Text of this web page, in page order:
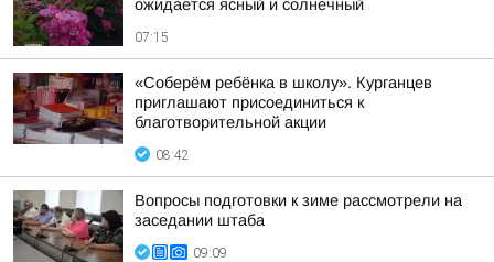
ожидается ясный и солнечный
07:15
«Соберём ребёнка в школу». Курганцев
приглашают присоединиться к
благотворительной акции
08:42
Вопросы подготовки к зиме рассмотрели на
заседании штаба
09:09